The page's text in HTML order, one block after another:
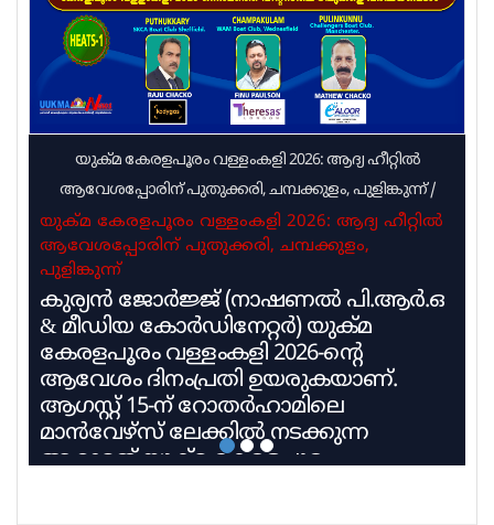
പക്ഷെ അല്ലാതെ പിടിച്ചെ മതിയാവു
യുക്മ കേരളപൂരം വള്ളംകളി 2026: ആദ്യ ഹീറ്റിൽ
ആവേശപ്പോരിന് പുതുക്കരി, ചമ്പക്കുളം, പുളിങ്കുന്ന്/
യുക്മ കേരളപൂരം വള്ളംകളി 2026: ആദ്യ ഹീറ്റിൽ
ആവേശപ്പോരിന് പുതുക്കരി, ചമ്പക്കുളം,
പുളിങ്കുന്ന്
കുര്യൻ ജോർജ്ജ് (നാഷണൽ പി.ആർ.ഒ
& മീഡിയ കോർഡിനേറ്റർ) യുക്മ
കേരളപൂരം വള്ളംകളി 2026-ന്റെ
ആവേശം ദിനംപ്രതി ഉയരുകയാണ്.
ആഗസ്റ്റ് 15-ന് റോതർഹാമിലെ
മാൻവേഴ്സ് ലേക്കിൽ നടക്കുന്ന
ആറാമത് യുക്മ കേരളപൂരം